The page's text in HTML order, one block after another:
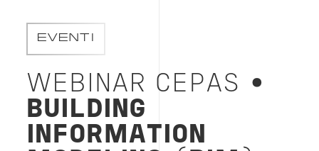
EVENTI
WEBINAR CEPAS
•
BUILDING
INFORMATION